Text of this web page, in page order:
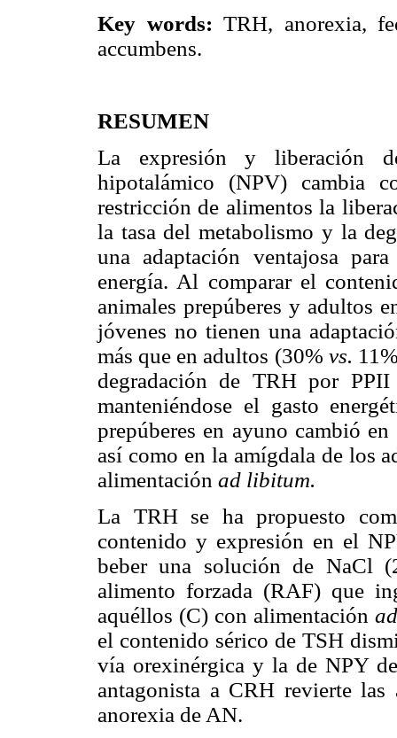
Key words: TRH, anorexia,
accumbens.
RESUMEN
La expresión y liberación
hipotalámico (NPV) cambia
restricción de alimentos la
la tasa del metabolismo y la
una adaptación ventajosa
energía. Al comparar el
animales prepúberes y adultos
jóvenes no tienen una
más que en adultos (30% vs.
degradación de TRH por
manteniéndose el gasto
prepúberes en ayuno cambió
así como en la amígdala de los
alimentación ad libitum.
La TRH se ha propuesto
contenido y expresión en el
beber una solución de NaCl
alimento forzada (RAF) que
aquéllos (C) con alimentación
el contenido sérico de TSH
vía orexinérgica y la de NPY
antagonista a CRH revierte
anorexia de AN.